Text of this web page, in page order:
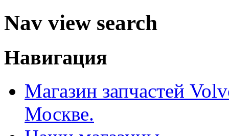
Nav view search
Навигация
Магазин запчастей
Москве.